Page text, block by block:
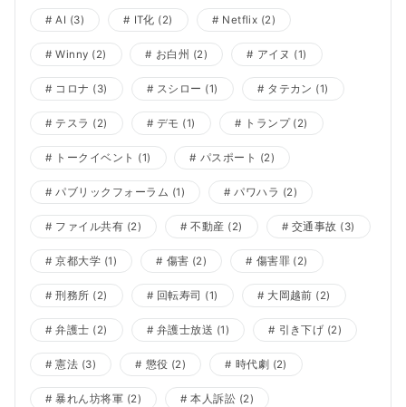
AI (3) IT化 (2) Netflix (2)
Winny (2) お白州 (2) アイヌ (1)
コロナ (3) スシロー (1) タテカン (1)
テスラ (2) デモ (1) トランプ(2)
トークイベント (1) パスポート (2)
パブリックフォーラム (1) パワハラ (2)
ファイル共有 (2) 不動産 (2) 交通事故 (3)
京都大学 (1) 傷害 (2) 傷害罪 (2)
刑務所 (2) 回転寿司 (1) 大岡越前 (2)
弁護士 (2) 弁護士放送 (1) 引き下げ (2)
憲法 (3) 懲役 (2) 時代劇 (2)
暴れん坊将軍 (2) 本人訴訟 (2)